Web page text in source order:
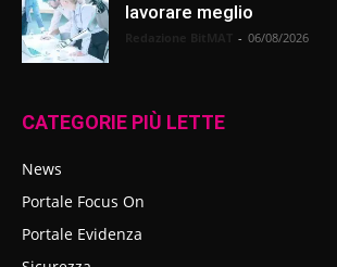
lavorare meglio
- 06/08/2026
CATEGORIE PIÙ LETTE
News
Portale Focus On
Portale Evidenza